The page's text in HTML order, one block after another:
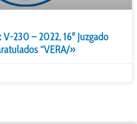
V-230 – 2022, 16º Juzgado
“VERA/»